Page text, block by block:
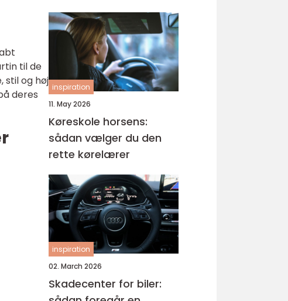
til de
stil og høj
deres
inspiration
11. May 2026
Køreskole horsens:
sådan vælger du den
rette kørelærer
inspiration
02. March 2026
Skadecenter for biler: